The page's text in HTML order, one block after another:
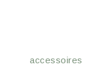
accessoires